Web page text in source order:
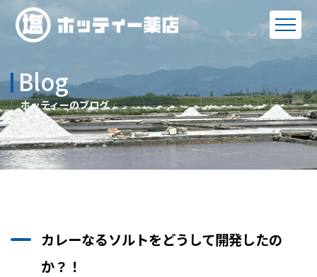
Blog
ホッティーのブログ
カレーなるソルトをどうして開発したの
か？！